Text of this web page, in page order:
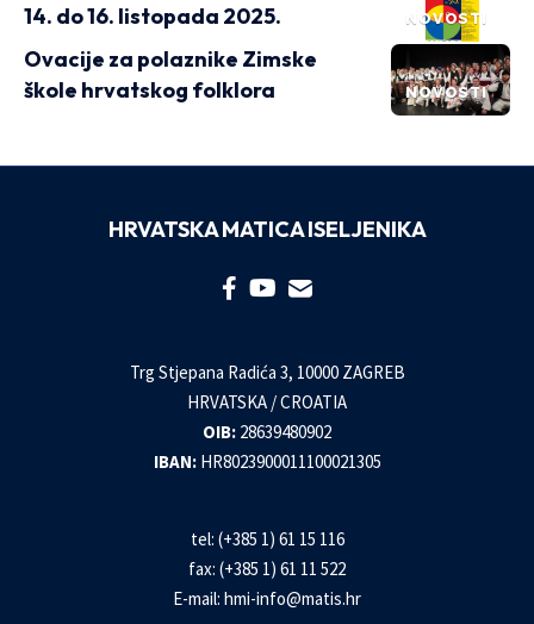
NOVOSTI
14. do 16. listopada 2025.
NOVOSTI
Ovacije za polaznike Zimske
škole hrvatskog folklora
HRVATSKA MATICA ISELJENIKA
Trg Stjepana Radića 3, 10000 ZAGREB
HRVATSKA / CROATIA
OIB: 28639480902
IBAN: HR8023900011100021305
tel: (+385 1) 61 15 116
fax: (+385 1) 61 11 522
E-mail: hmi-info@matis.hr